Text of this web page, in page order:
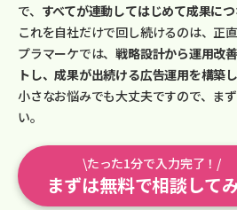
で、 すべてが連動してはじめて成果につ
これを自社だけで回し続けるのは、正
プラマーケでは、戦略設計から運用改
トし、成果が出続ける広告運用を構築し
小さなお悩みでも大丈夫ですので、ま
い。
\たった1分で入力完了！/
まずは無料で相談して